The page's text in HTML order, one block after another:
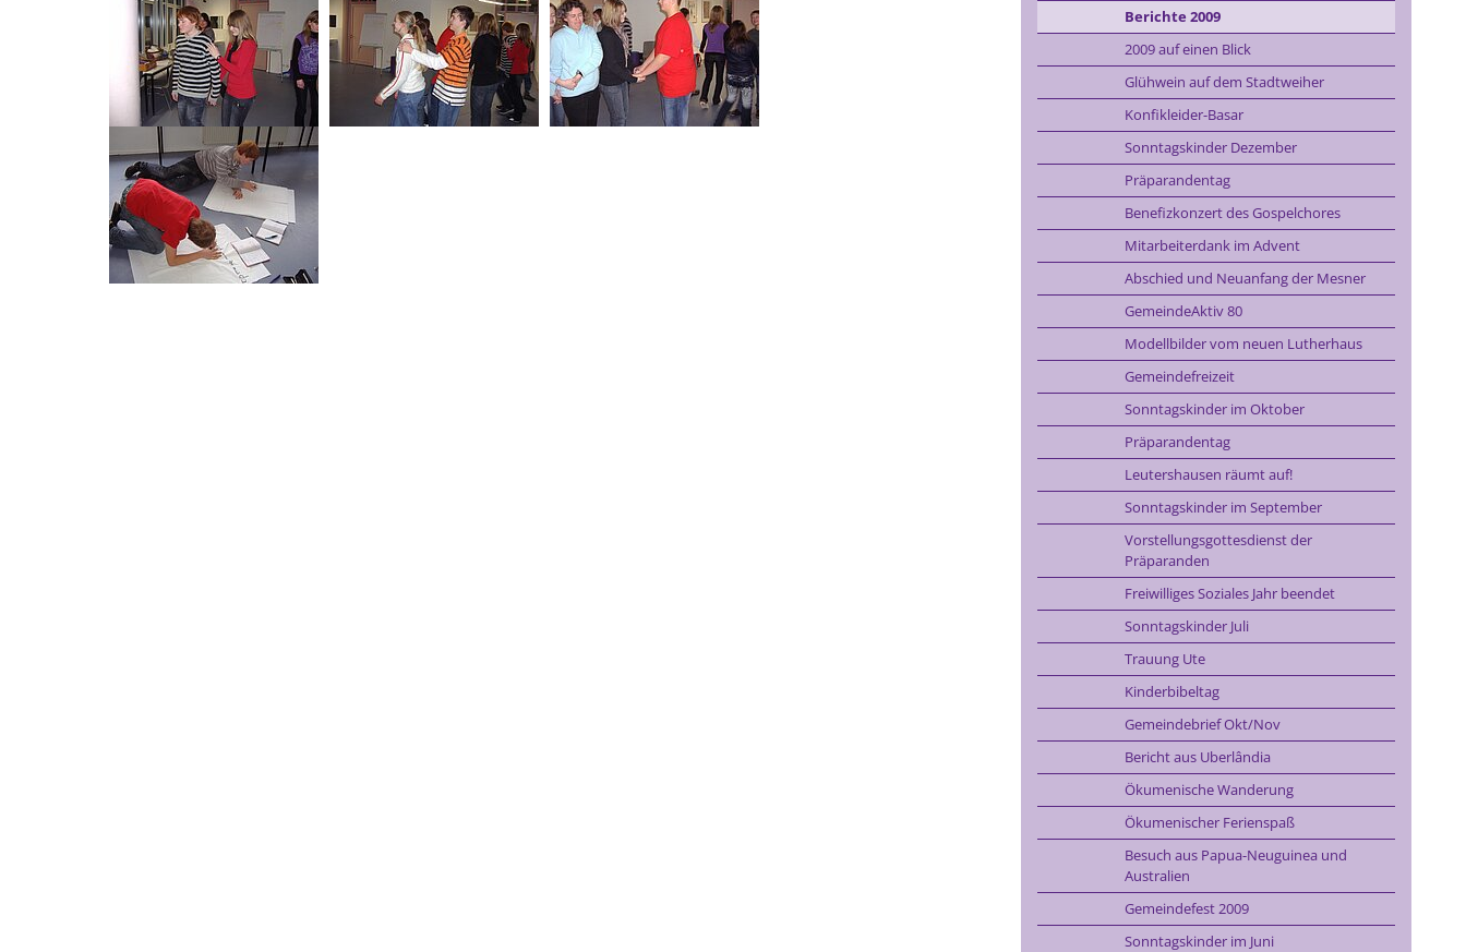
Berichte 2009
2009 auf einen Blick
Glühwein auf dem Stadtweiher
Konfikleider-Basar
Sonntagskinder Dezember
Präparandentag
Benefizkonzert des Gospelchores
Mitarbeiterdank im Advent
Abschied und Neuanfang der Mesner
GemeindeAktiv 80
Modellbilder vom neuen Lutherhaus
Gemeindefreizeit
Sonntagskinder im Oktober
Präparandentag
Leutershausen räumt auf!
Sonntagskinder im September
Vorstellungsgottesdienst der
Präparanden
Freiwilliges Soziales Jahr beendet
Sonntagskinder Juli
Trauung Ute
Kinderbibeltag
Gemeindebrief Okt/Nov
Bericht aus Uberlândia
Ökumenische Wanderung
Ökumenischer Ferienspaß
Besuch aus Papua-Neuguinea und
Australien
Gemeindefest 2009
Sonntagskinder im Juni